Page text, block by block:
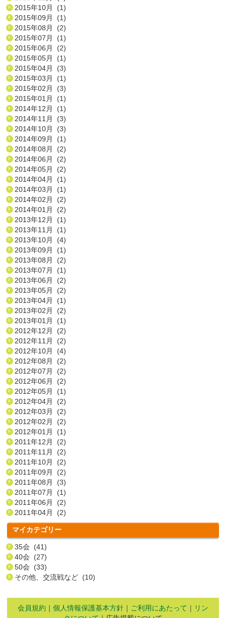
2015年10月 (1)
2015年09月 (1)
2015年08月 (2)
2015年07月 (1)
2015年06月 (2)
2015年05月 (1)
2015年04月 (3)
2015年03月 (1)
2015年02月 (3)
2015年01月 (1)
2014年12月 (1)
2014年11月 (3)
2014年10月 (3)
2014年09月 (1)
2014年08月 (2)
2014年06月 (2)
2014年05月 (2)
2014年04月 (1)
2014年03月 (1)
2014年02月 (2)
2014年01月 (2)
2013年12月 (1)
2013年11月 (1)
2013年10月 (4)
2013年09月 (1)
2013年08月 (2)
2013年07月 (1)
2013年06月 (2)
2013年05月 (2)
2013年04月 (1)
2013年02月 (2)
2013年01月 (1)
2012年12月 (2)
2012年11月 (2)
2012年10月 (4)
2012年08月 (2)
2012年07月 (2)
2012年06月 (2)
2012年05月 (1)
2012年04月 (2)
2012年03月 (2)
2012年02月 (2)
2012年01月 (1)
2011年12月 (2)
2011年11月 (2)
2011年10月 (2)
2011年09月 (2)
2011年08月 (3)
2011年07月 (1)
2011年06月 (2)
2011年04月 (2)
マイカテゴリー
35会 (41)
40会 (27)
50会 (33)
その他、交流戦など (10)
会員規約 ｜ 個人情報保護基本方針 ｜ ご利用にあたって ｜ リン